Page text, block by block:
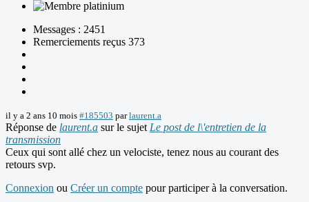
Messages : 2451
Remerciements reçus 373
il y a 2 ans 10 mois #185503 parlaurent.a
Réponse de laurent.a sur le sujet Le post de l\'entretien de la
transmission
Ceux qui sont allé chez un velociste, tenez nous au courant des
retours svp.
Connexion ou Créer un compte pour participer à la conversation.